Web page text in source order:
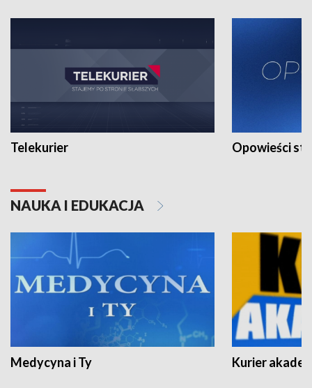
Telekurier Opowieści
NAUKA I EDUKACJA
Medycyna i Ty Kurier